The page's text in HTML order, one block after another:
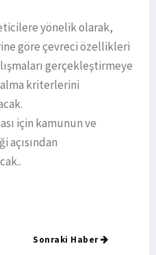
yönelik olarak,
göre çevreci özellikleri
gerçekleştirmeye
alma kriterlerini
için kamunun ve
Sonraki Haber